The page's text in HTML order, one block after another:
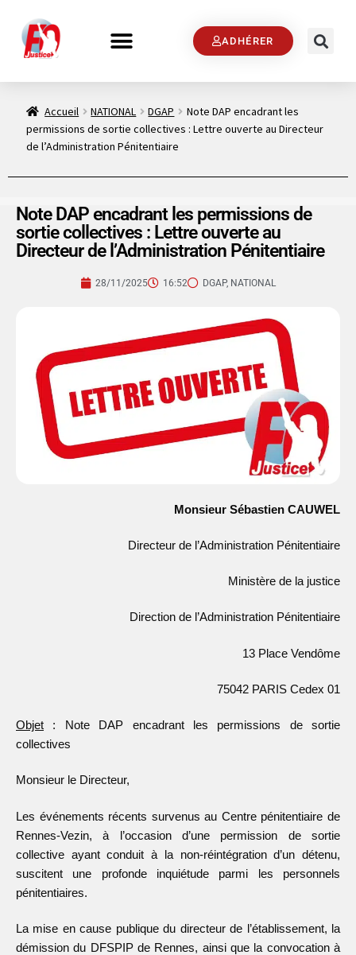
ADHÉRER
Accueil NATIONAL DGAP
Note DAP encadrant les
permissions de sortie collectives : Lettre ouverte au Directeur
de l’Administration Pénitentiaire
Note DAP encadrant les permissions de
sortie collectives : Lettre ouverte au
Directeur de l’Administration Pénitentiaire
28/11/2025 16:52 DGAP, NATIONAL
Monsieur Sébastien CAUWEL
Directeur de l’Administration Pénitentiaire
Ministère de la justice
Direction de l’Administration Pénitentiaire
13 Place Vendôme
75042 PARIS Cedex 01
Objet : Note DAP encadrant les permissions de sortie
collectives
Monsieur le Directeur,
Les événements récents survenus au Centre pénitentiaire de
Rennes-Vezin, à l’occasion d’une permission de sortie
collective ayant conduit à la non-réintégration d’un détenu,
suscitent une profonde inquiétude parmi les personnels
pénitentiaires.
La mise en cause publique du directeur de l’établissement, la
démission du DFSPIP de Rennes, ainsi que la convocation à